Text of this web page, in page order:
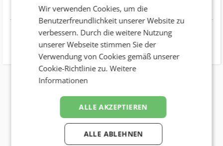
Website http://www.inntal-kurier.at
Wir verwenden Cookies, um die
Benutzerfreundlichkeit unserer Website zu
verbessern. Durch die weitere Nutzung
unserer Webseite stimmen Sie der
Verwendung von Cookies gemäß unserer
Cookie-Richtlinie zu.Weitere
Informationen
ALLE AKZEPTIEREN
ALLE ABLEHNEN